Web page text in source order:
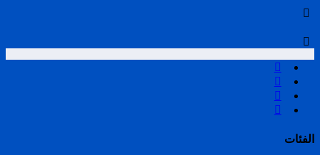
الفئات